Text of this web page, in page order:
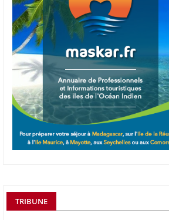
TRIBUNE